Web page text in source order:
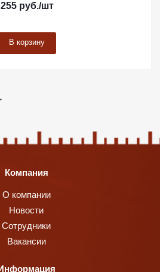
255руб./шт
В корзину
Компания
О компании
Новости
Сотрудники
Вакансии